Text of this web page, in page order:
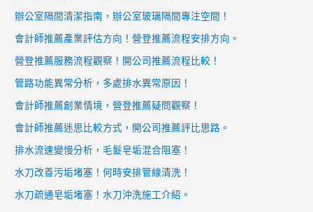
辦公室隔間清潔指南，辦公室玻璃隔間專注空間！
會計師推薦產業評估方向！營登推薦流程安排方向。
營登推薦服務流程觀察！開公司推薦流程比較！
管路功能異常分析，多處排水異常原因！
會計師推薦創業情境，營登推薦疑問觀察！
會計師推薦迷思比較方式，開公司推薦評比思路。
排水流速變慢分析，毛髮皂垢混合阻塞！
水刀改善污垢堵塞！何時安排管線清洗！
水刀疏通皂垢堵塞！水刀沖洗施工介紹。